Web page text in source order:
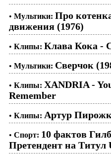
• Мультики: Про
движения (1976)
• Клипы: Клава Кока -
• Мультики: Сверчок
• Клипы: XANDRIA -
Remember
• Клипы: Артур
• Спорт: 10 фактов
Претендент на Титул